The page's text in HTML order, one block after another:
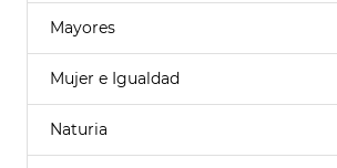
Mayores
Mujer e Igualdad
Naturia